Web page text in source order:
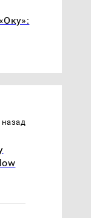
18
рублей
назад